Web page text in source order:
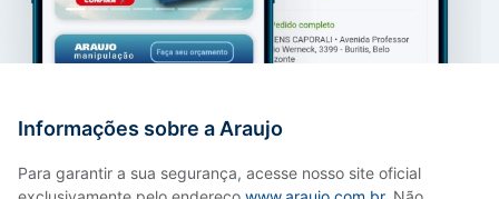
Informações sobre a Araujo
Para garantir a sua segurança, acesse nosso site oficial